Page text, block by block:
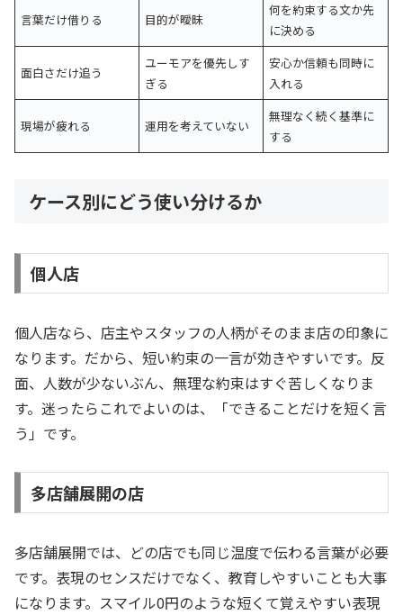
言葉だけ借りる 目的が曖昧
何を約束する文か先
に決める
面白さだけ追う
ユーモアを優先しす
ぎる
安心か信頼も同時に
入れる
現場が疲れる 運用を考えていない
無理なく続く基準に
する
ケース別にどう使い分けるか
個人店
個人店なら、店主やスタッフの人柄がそのまま店の印象に
なります。だから、短い約束の一言が効きやすいです。反
面、人数が少ないぶん、無理な約束はすぐ苦しくなりま
す。迷ったらこれでよいのは、「できることだけを短く言
う」です。
多店舗展開の店
多店舗展開では、どの店でも同じ温度で伝わる言葉が必要
です。表現のセンスだけでなく、教育しやすいことも大事
になります。スマイル0円のような短くて覚えやすい表現